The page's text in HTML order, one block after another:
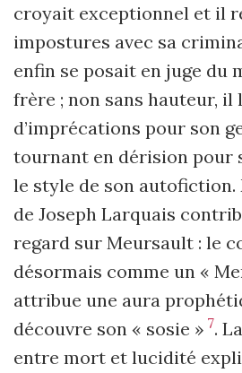
croyait exceptionnel et il
impostures avec sa
enfin se posait en juge du
frère ; non sans hauteur, il
d’imprécations pour son
tournant en dérision pour
le style de son autofiction.
de Joseph Larquais
regard sur Meursault : le
désormais comme un «
attribue une aura
découvre son « sosie » 7.
entre mort et lucidité